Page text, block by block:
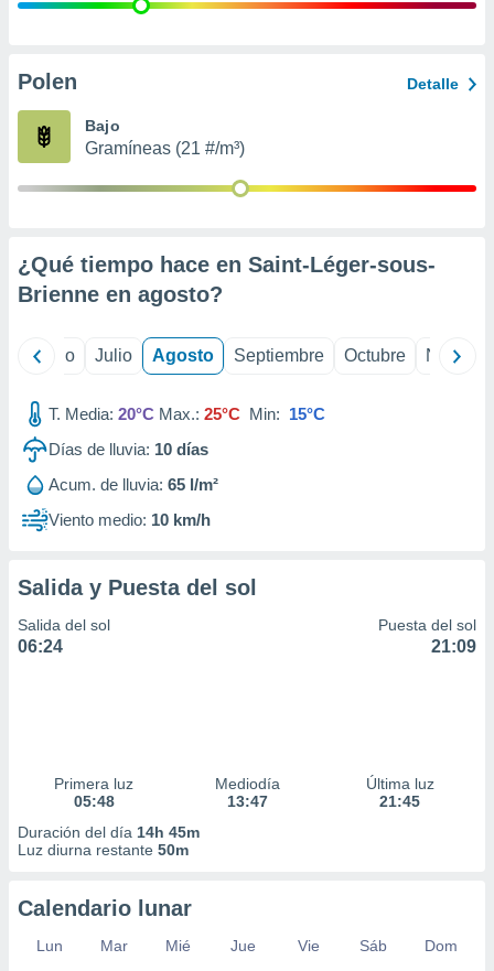
e
publicidad
Polen Detalle
Bajo
Gramíneas (21 #/m³)
¿Qué tiempo hace en Saint-Léger-sous-
Brienne en agosto?
Junio Julio Agosto Septiembre Octubre
T. Media: 20°C Max.: 25°C Min: 15°C
Días de lluvia: 10 días
Acum. de lluvia: 65 l/m²
Viento medio: 10 km/h
Salida y Puesta del sol
Salida del sol
06:24
Puesta del sol
21:09
Primera luz
05:48
Mediodía
13:47
Última luz
21:45
Duración del día 14h 45m
Luz diurna restante 50m
Calendario lunar
Lun Mar Mié Jue Vie Sáb
Dom